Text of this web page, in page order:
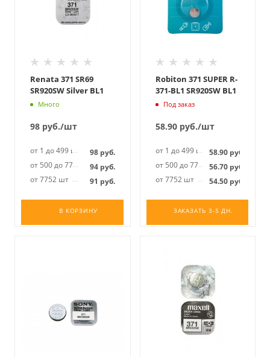
Renata 371 SR69
SR920SW Silver BL1
Много
98 руб./шт
от 1 до 499 шт 98руб.
от 500 до 7751 шт94руб.
от 7752 шт
91 руб.
В КОРЗИНУ
Robiton 371 SUPER R-
371-BL1 SR920SW BL1
Под заказ
58.90руб./шт
от 1 до 499 шт 58.90руб.
от 500 до 7751 шт56.70руб.
от 7752 шт
54.50руб.
ЗАКАЗАТЬ 3-5 ДН.